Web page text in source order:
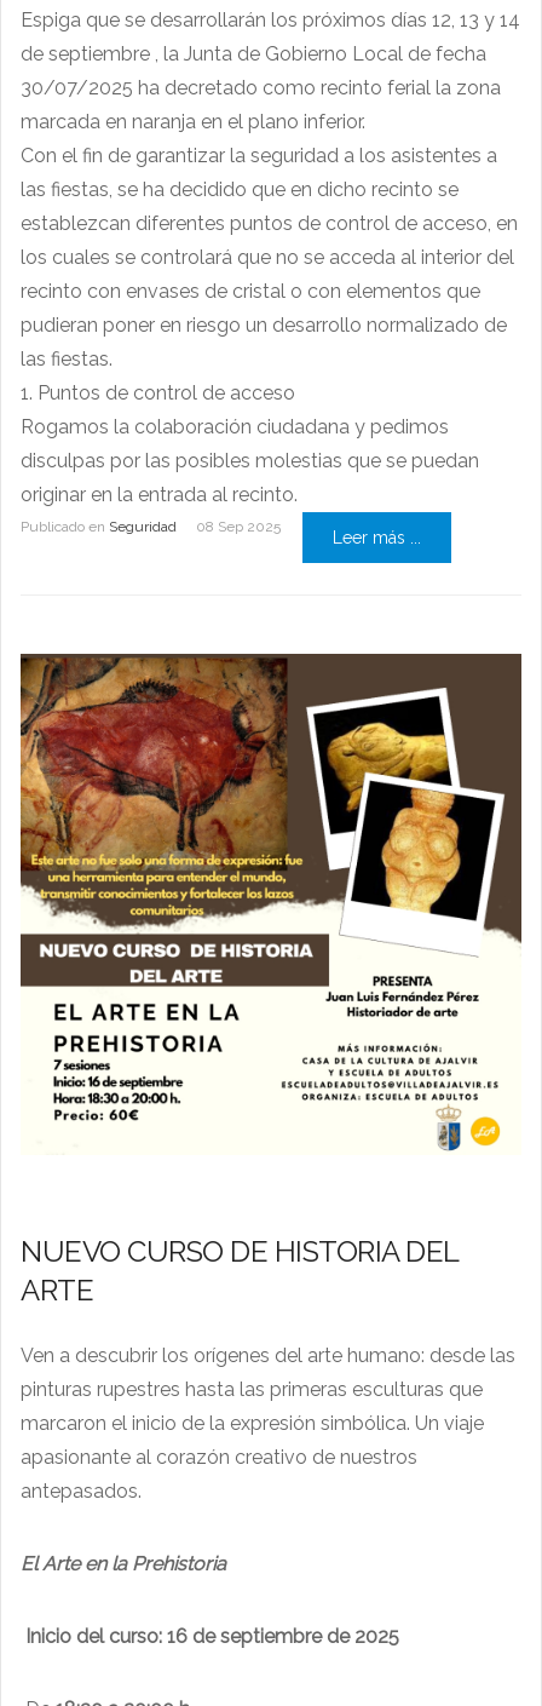
Espiga que se desarrollarán los próximos días 12, 13 y 14
de septiembre , la Junta de Gobierno Local de fecha
30/07/2025 ha decretado como recinto ferial la zona
marcada en naranja en el plano inferior.
Con el fin de garantizar la seguridad a los asistentes a
las fiestas, se ha decidido que en dicho recinto se
establezcan diferentes puntos de control de acceso, en
los cuales se controlará que no se acceda al interior del
recinto con envases de cristal o con elementos que
pudieran poner en riesgo un desarrollo normalizado de
las fiestas.
1. Puntos de control de acceso
Rogamos la colaboración ciudadana y pedimos
disculpas por las posibles molestias que se puedan
originar en la entrada al recinto.
Publicado en Seguridad 08 Sep 2025
Leer más ...
NUEVO CURSO DE HISTORIA DEL
ARTE
Ven a descubrir los orígenes del arte humano: desde las
pinturas rupestres hasta las primeras esculturas que
marcaron el inicio de la expresión simbólica. Un viaje
apasionante al corazón creativo de nuestros
antepasados.
El Arte en la Prehistoria
Inicio del curso: 16 de septiembre de 2025